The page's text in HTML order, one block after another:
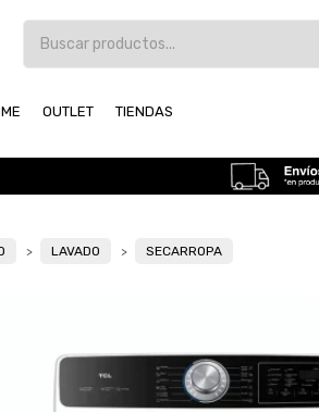
OUTLET TIENDAS
LAVADO SECARROPA